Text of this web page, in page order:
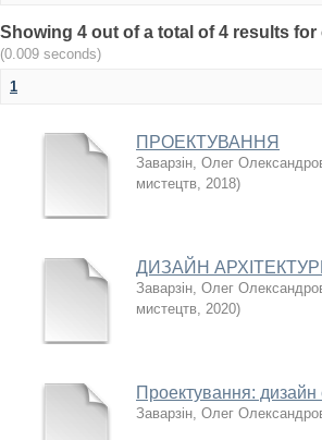
Showing 4 out of a total of 4 results
(0.009 seconds)
1
ПРОЕКТУВАННЯ
Заварзін, Олег
мистецтв, 2018)
ДИЗАЙН
Заварзін, Олег
мистецтв, 2020)
Проектування:
Заварзін, Олег